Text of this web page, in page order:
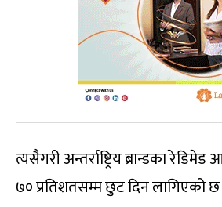
त्यसैगरी अन्तर्राष्ट्रिय ब्रान्डका
७० प्रतिशतसम्म छुट दिन लागिएको छ